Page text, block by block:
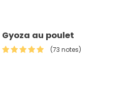
Gyoza au poulet
(73 notes)